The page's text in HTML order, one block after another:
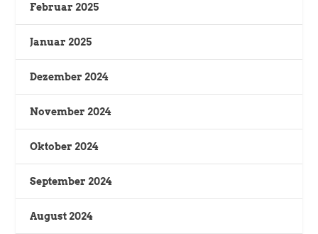
Februar 2025
Januar 2025
Dezember 2024
November 2024
Oktober 2024
September 2024
August 2024